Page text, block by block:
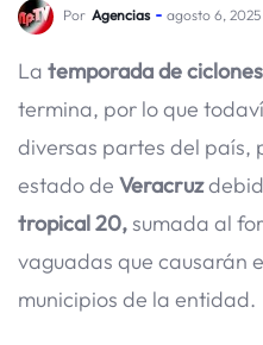
Por Agencias agosto 6, 2025
La temporada de
termina, por lo que
diversas partes del país,
estado de Veracruz
tropical 20,sumada al
vaguadas que causarán
municipios de la entidad.